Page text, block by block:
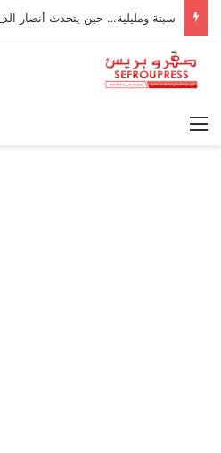
سبتة ومليلية… حين يتحدث أنصار
القائمة